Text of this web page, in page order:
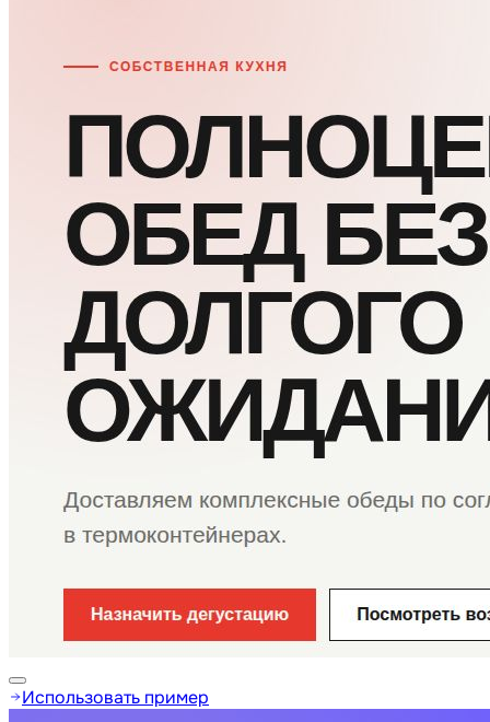
Использовать пример